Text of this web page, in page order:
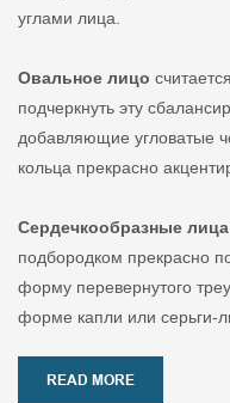
углами лица.
Овальное лицо
подчеркнуть эту
добавляющие угловатые
кольца прекрасно
Сердечкообразные лица
подбородком прекрасно
форму перевернутого
форме капли или серьги-
READ MORE